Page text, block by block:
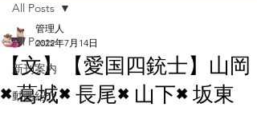
All Posts
新刊案内
動画紹介
All Posts
【文】【愛国四銃士】山岡
×葛城×長尾×山下×坂東
管理人
2022年7月14日